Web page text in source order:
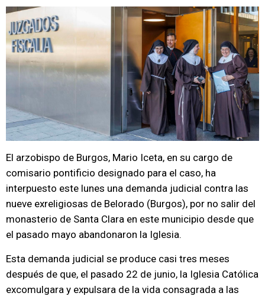
El arzobispo de Burgos, Mario Iceta, en su cargo de
comisario pontificio designado para el caso, ha
interpuesto este lunes una demanda judicial contra las
nueve exreligiosas de Belorado (Burgos), por no salir del
monasterio de Santa Clara en este municipio desde que
el pasado mayo abandonaron la Iglesia.
Esta demanda judicial se produce casi tres meses
después de que, el pasado 22 de junio, la Iglesia Católica
excomulgara y expulsara de la vida consagrada a las